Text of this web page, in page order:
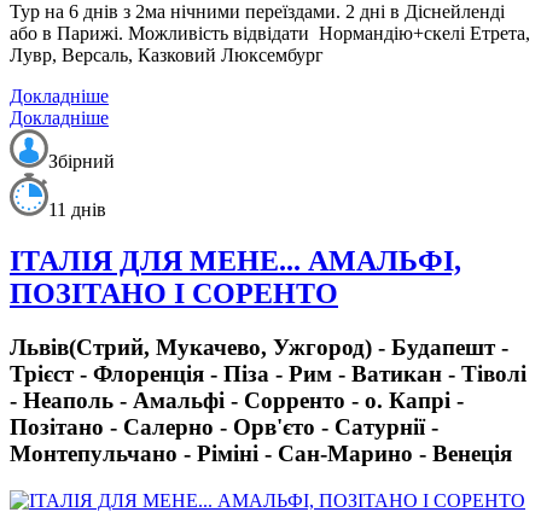
Тур на 6 днів з 2ма нічними переїздами. 2 дні в Діснейленді
або в Парижі. Можливість відвідати Нормандію+скелі Етрета,
Лувр, Версаль, Казковий Люксембург
Докладніше
Докладніше
Збірний
11 днів
ІТАЛІЯ ДЛЯ МЕНЕ... АМАЛЬФІ,
ПОЗІТАНО І СОРЕНТО
Львів(Стрий, Мукачево, Ужгород) - Будапешт -
Трієст - Флоренція - Піза - Рим - Ватикан - Тіволі
- Неаполь - Амальфі - Сорренто - о. Капрі -
Позітано - Салерно - Орв'єто - Сатурнії -
Монтепульчано - Ріміні - Сан-Марино - Венеція